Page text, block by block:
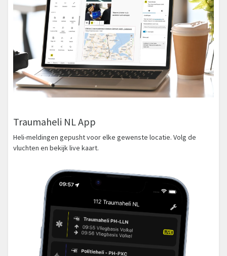
Traumaheli NL App
Heli-meldingen gepusht voor elke gewenste locatie. Volg de
vluchten en bekijk live kaart.